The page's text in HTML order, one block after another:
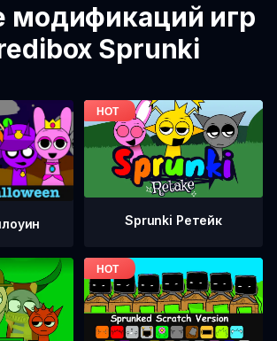
модификаций игр
Sprunki
Sprunki Ретейк